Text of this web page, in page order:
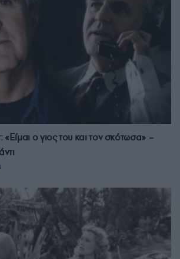
ο γιος του και τον σκότωσα» –